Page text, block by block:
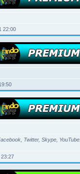
22:00
Twitter, Skype, YouTube
23:27